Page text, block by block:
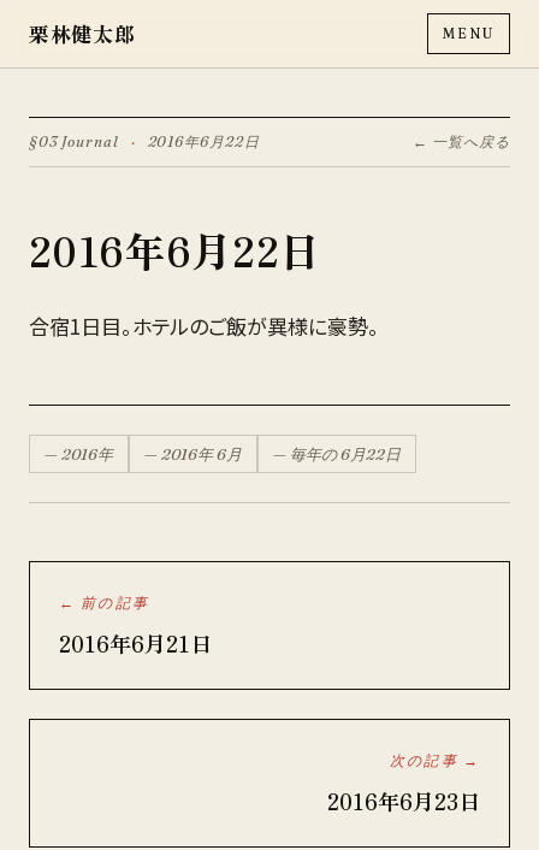
栗林健太郎 MENU
§03 Journal · 2016年6月22日 ← 一覧へ戻る
2016年6月22日
合宿1日目。ホテルのご飯が異様に豪勢。
— 2016年 — 2016年6月 — 毎年の6月22日
← 前の記事
2016年6月21日
次の記事 →
2016年6月23日